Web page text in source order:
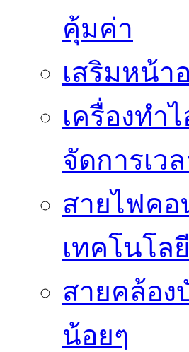
คุ้มค่า
เสริมหน้า
เครื่องทำ
จัดการเว
สายไฟคอ
เทคโนโล
สายคล้อง
น้อยๆ